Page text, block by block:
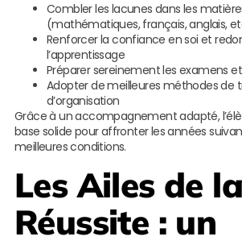
Combler les lacunes dans les
(mathématiques, français, anglais,
Renforcer la confiance en soi et
l’apprentissage
Préparer sereinement les examens
Adopter de meilleures méthodes de
d’organisation
Grâce à un accompagnement adapté,
base solide pour affronter les années
meilleures conditions.
Les Ailes de la
Réussite : un